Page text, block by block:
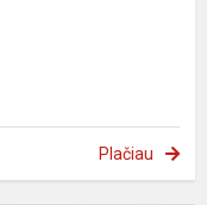
Plačiau